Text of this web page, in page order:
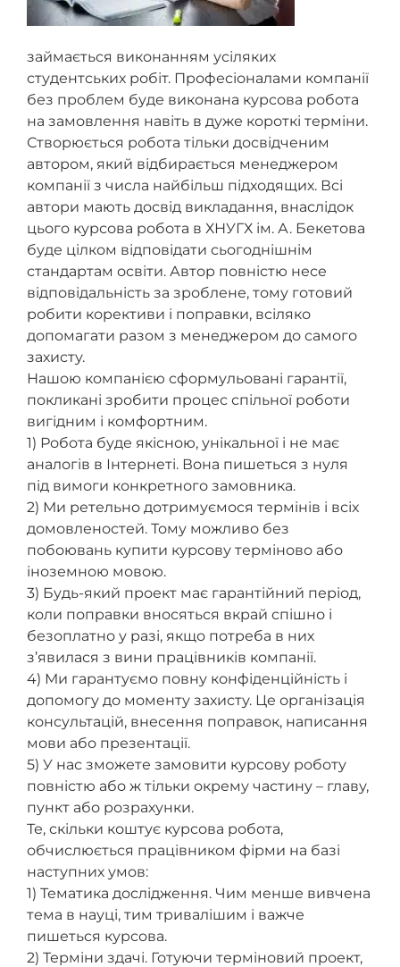
займається виконанням усіляких
студентських робіт. Професіоналами компанії
без проблем буде виконана курсова робота
на замовлення навіть в дуже короткі терміни.
Створюється робота тільки досвідченим
автором, який відбирається менеджером
компанії з числа найбільш підходящих. Всі
автори мають досвід викладання, внаслідок
цього курсова робота в ХНУГХ ім. А. Бекетова
буде цілком відповідати сьогоднішнім
стандартам освіти. Автор повністю несе
відповідальність за зроблене, тому готовий
робити корективи і поправки, всіляко
допомагати разом з менеджером до самого
захисту.
Нашою компанією сформульовані гарантії,
покликані зробити процес спільної роботи
вигідним і комфортним.
1) Робота буде якісною, унікальної і не має
аналогів в Інтернеті. Вона пишеться з нуля
під вимоги конкретного замовника.
2) Ми ретельно дотримуємося термінів і всіх
домовленостей. Тому можливо без
побоювань купити курсову терміново або
іноземною мовою.
3) Будь-який проект має гарантійний період,
коли поправки вносяться вкрай спішно і
безоплатно у разі, якщо потреба в них
з’явилася з вини працівників компанії.
4) Ми гарантуємо повну конфіденційність і
допомогу до моменту захисту. Це організація
консультацій, внесення поправок, написання
мови або презентації.
5) У нас зможете замовити курсову роботу
повністю або ж тільки окрему частину – главу,
пункт або розрахунки.
Те, скільки коштує курсова робота,
обчислюється працівником фірми на базі
наступних умов:
1) Тематика дослідження. Чим менше вивчена
тема в науці, тим тривалішим і важче
пишеться курсова.
2) Терміни здачі. Готуючи терміновий проект,